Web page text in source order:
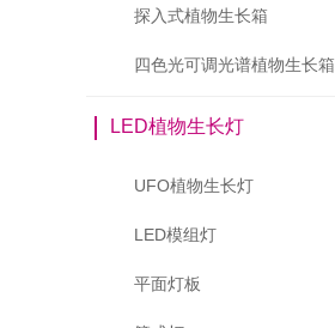
探入式植物生长箱
四色光可调光谱植物生长箱
LED植物生长灯
UFO植物生长灯
LED模组灯
平面灯板